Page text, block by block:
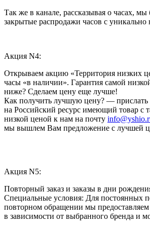
Так же в канале, рассказывая о часах, мы
закрытые распродажи часов с
Акция N4:
Открываем акцию «Территория низких
часы «в наличии». Гарантия самой
ниже? Сделаем цену еще лучше!
Как получить лучшую цену? — прислать
на Российский ресурс имеющий товар с
низкой ценой к нам на почту
мы вышлем Вам предложение с лучшей
Акция N5:
Повторный заказ и заказы в дни
Специальные условия: Для постоянных
повторном обращении мы
в зависимости от выбранного бренда и